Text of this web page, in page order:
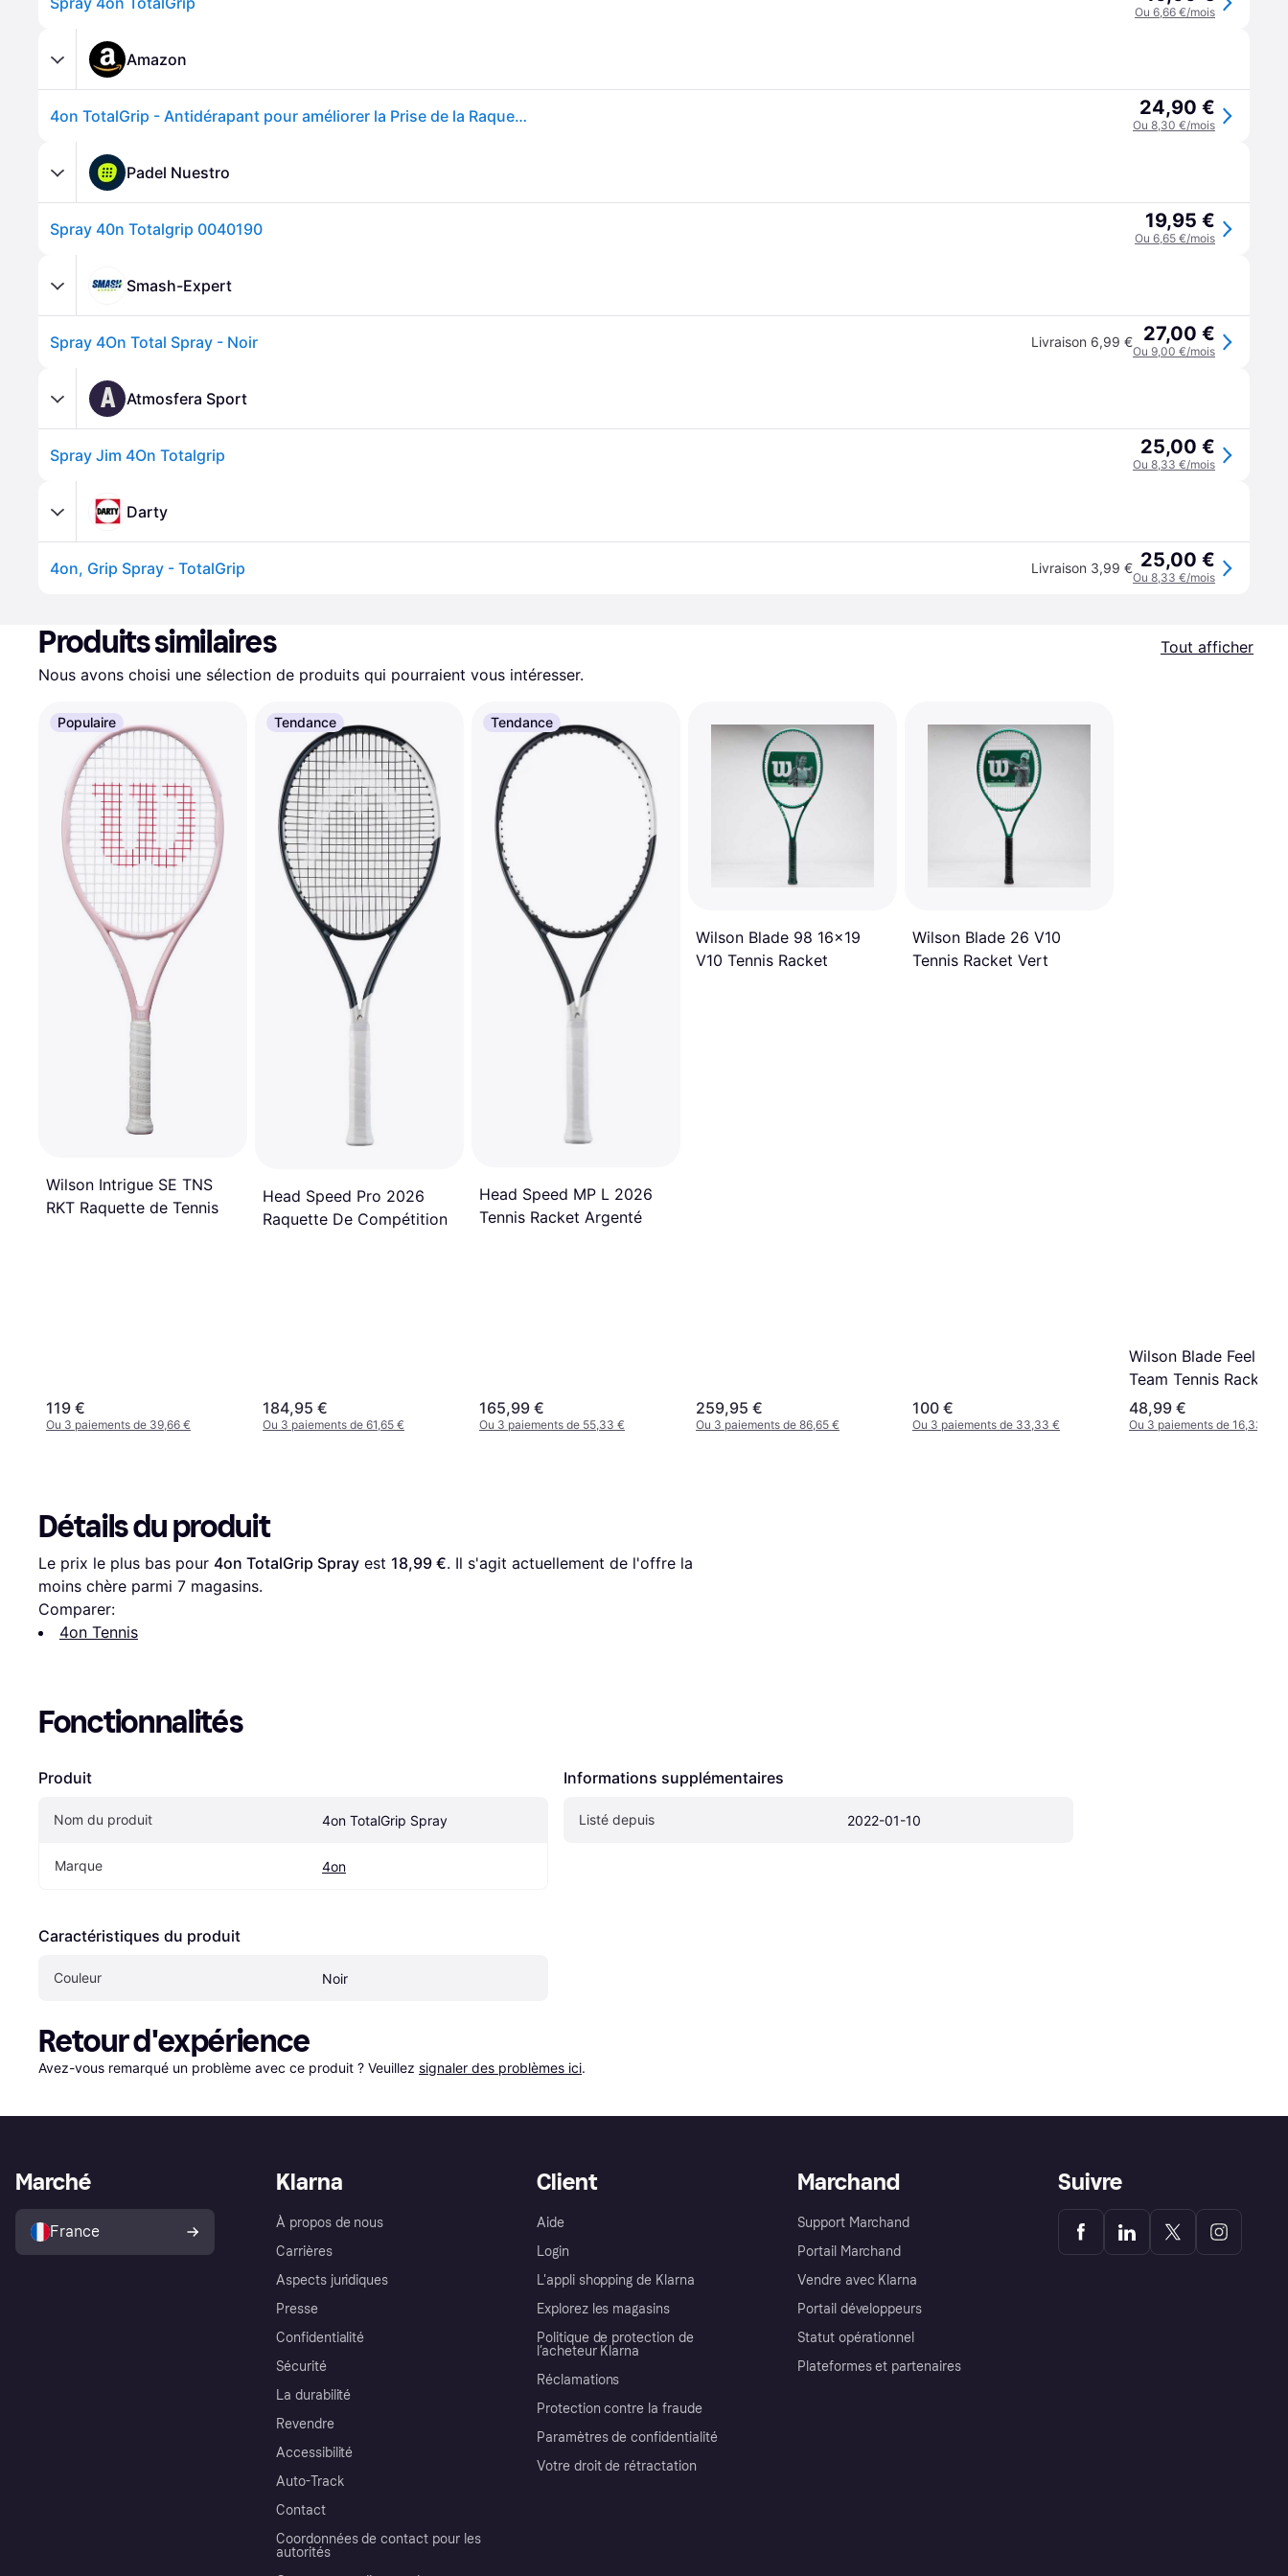
Ou 6,66 €/mois
Amazon
4on TotalGrip - Antidérapant pour améliorer la Prise de la Raquette de Padel. Offre Une adhérence et Une Friction maximales pour Les Mains en Sueur. 200 ML 24,90 €
Ou 8,30 €/mois
Padel Nuestro
Spray 40n Totalgrip 0040190 19,95 €
Ou 6,65 €/mois
Smash-Expert
Spray 4On Total Spray - Noir Livraison 6,99 € 27,00 €
Ou 9,00 €/mois
A Atmosfera Sport
Spray Jim 4On Totalgrip 25,00 €
Ou 8,33 €/mois
Darty
4on, Grip Spray - TotalGrip Livraison 3,99 € 25,00 €
Ou 8,33 €/mois
Produits similaires
Tout afficher
Nous avons choisi une sélection de produits qui pourraient vous intéresser.
Populaire
Wilson Intrigue SE TNS
RKT Raquette de Tennis
119 €
Ou 3 paiements de 39,66 €
Tendance
Head Speed Pro 2026
Raquette De Compétition
184,95 €
Ou 3 paiements de 61,65 €
Tendance
Head Speed MP L 2026
Tennis Racket Argenté
165,99 €
Ou 3 paiements de 55,33 €
Wilson Blade 98 16x19
V10 Tennis Racket
259,95 €
Ou 3 paiements de 86,65 €
Wilson Blade 26 V10
Tennis Racket Vert
100 €
Ou 3 paiements de 33,33 €
Wilson Blade Feel 103
Team Tennis Racket
48,99 €
Ou 3 paiements de 16,33 €
Détails du produit
Le prix le plus bas pour 4on TotalGrip Spray est 18,99 €. Il s'agit actuellement de l'offre la
moins chère parmi 7 magasins.
Comparer:
4on Tennis
Fonctionnalités
Produit
Nom du produit 4on TotalGrip Spray
Marque 4on
Caractéristiques du produit
Couleur Noir
Informations supplémentaires
Listé depuis 2022-01-10
Retour d'expérience
Avez-vous remarqué un problème avec ce produit ? Veuillez signaler des problèmes ici.
Klarna
À propos de nous
Carrières
Aspects juridiques
Presse
Confidentialité
Sécurité
La durabilité
Revendre
Accessibilité
Auto-Track
Contact
Coordonnées de contact pour les
autorités
Client
Aide
Login
L'appli shopping de Klarna
Explorez les magasins
Politique de protection de
l’acheteur Klarna
Réclamations
Protection contre la fraude
Paramètres de confidentialité
Votre droit de rétractation
Marchand
Support Marchand
Portail Marchand
Vendre avec Klarna
Portail développeurs
Statut opérationnel
Plateformes et partenaires
Marché
France
Suivre